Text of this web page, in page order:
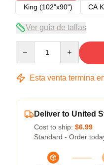
King (102"x90")
CA
Ver guía de tallas
Esta venta termina
Deliver to United
Cost to ship: $6.99
Standard - Order